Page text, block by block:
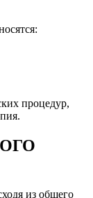
процедур,
из общего